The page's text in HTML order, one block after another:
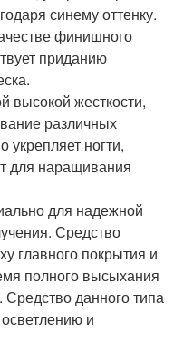
синему оттенку.
финишного
приданию
высокой жесткости,
различных
укрепляет ногти,
для наращивания
для надежной
Средство
главного покрытия и
полного высыхания
данного типа
и